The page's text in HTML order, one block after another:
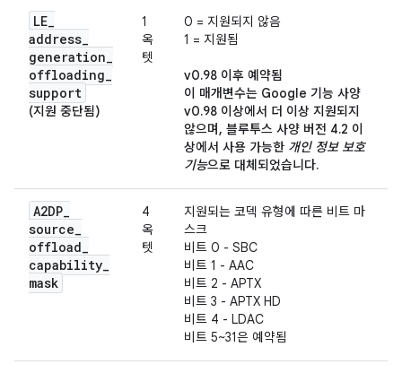
LE_
address_
generation_
offloading_
support
(지원 중단됨)
1
옥
텟
0 = 지원되지 않음
1 = 지원됨
v0.98 이후 예약됨
이 매개변수는 Google 기능 사양
v0.98 이상에서 더 이상 지원되지
않으며, 블루투스 사양 버전 4.2 이
상에서 사용 가능한 개인 정보 보호
기능으로 대체되었습니다.
A2DP_
source_
offload_
capability_
mask
4
옥
텟
지원되는 코덱 유형에 따른 비트 마
스크
비트 0 - SBC
비트 1 - AAC
비트 2 - APTX
비트 3 - APTX HD
비트 4 - LDAC
비트 5~31은 예약됨